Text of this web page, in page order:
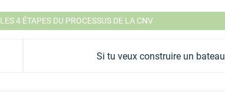
LES 4 ÉTAPES DU PROCESSUS DE LA CNV
Next
Si tu veux construire un bateau